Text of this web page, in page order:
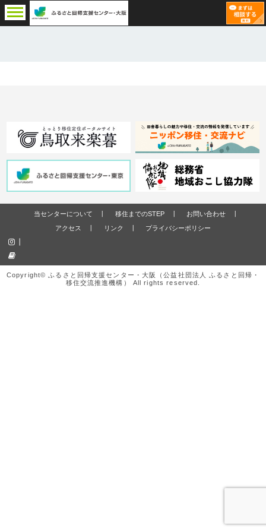
当センターについて 移住までのSTEP
お問い合わせ
アクセス
リンク プライバシーポリシー
Copyright© ふるさと回帰支援センター・大阪（公益社団法人 ふるさと回帰・
移住交流推進機構） All rights reserved.